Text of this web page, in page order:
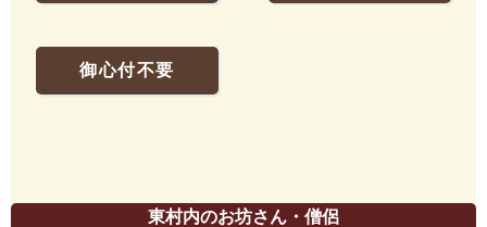
御心付不要
東村内のお坊さん・僧侶